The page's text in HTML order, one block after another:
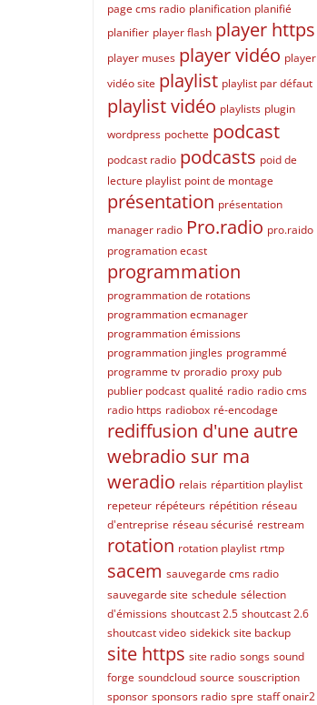
page cms radio planification planifié
planifier player flash player https
player muses player vidéo player
vidéo site playlist playlist par défaut
playlist vidéo playlists plugin
wordpress pochette podcast
podcast radio podcasts poid de
lecture playlist point de montage
présentation présentation
manager radio Pro.radio pro.raido
programation ecast
programmation
programmation de rotations
programmation ecmanager
programmation émissions
programmation jingles programmé
programme tv proradio proxy pub
publier podcast qualité radio radio cms
radio https radiobox ré-encodage
rediffusion d'une autre
webradio sur ma
weradio relais répartition playlist
repeteur répéteurs répétition réseau
d'entreprise réseau sécurisé restream
rotation rotation playlist rtmp
sacem sauvegarde cms radio
sauvegarde site schedule sélection
d'émissions shoutcast 2.5 shoutcast 2.6
shoutcast video sidekick site backup
site https site radio songs sound
forge soundcloud source souscription
sponsor sponsors radio spre staff onair2